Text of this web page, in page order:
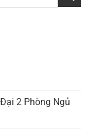
2 Phòng Ngủ